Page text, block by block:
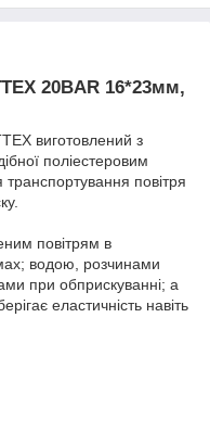
20BAR 16*23мм,
виготовлений з
поліестеровим
повітря
повітрям в
водою, розчинами
при обприскуванні; а
еластичність навіть